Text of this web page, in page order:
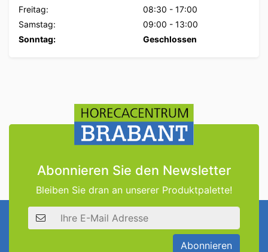
Freitag:
08:30 - 17:00
Samstag:
09:00 - 13:00
Sonntag:
Geschlossen
Abonnieren Sie den Newsletter
Bleiben Sie dran an unserer Produktpalette!
E-Mail Adresse
Abonnieren